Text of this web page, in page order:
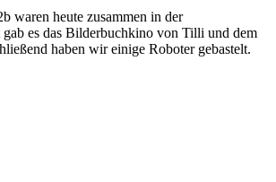
waren heute zusammen in der
es das Bilderbuchkino von Tilli und dem
haben wir einige Roboter gebastelt.